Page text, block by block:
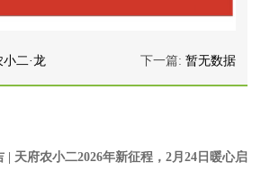
二·龙 下一篇: 暂无数据
| 天府农小二2026年新征程，2月24日暖心启